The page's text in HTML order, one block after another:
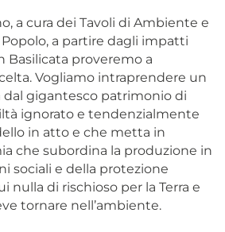
a cura dei Tavoli di Ambiente e
a partire dagli impatti
Basilicata proveremo a
Vogliamo intraprendere un
dal gigantesco patrimonio di
ignorato e tendenzialmente
in atto e che metta in
che subordina la produzione in
sociali e della protezione
nulla di rischioso per la Terra e
tornare nell’ambiente.